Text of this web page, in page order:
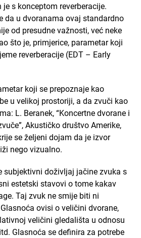
je s konceptom reverberacije.
da u dvoranama ovaj standardno
od presudne važnosti, već neke
što je, primjerice, parametar koji
reverberacije (EDT – Early
koji se prepoznaje kao
u velikoj prostoriji, a da zvuči kao
L. Beranek, “Koncertne dvorane i
Akustičko društvo Amerike,
se željeni dojam da je izvor
nego vizualno.
doživljaj jačine zvuka s
estetski stavovi o tome kakav
Taj zvuk ne smije biti ni
ovisi o veličini dvorane,
veličini gledališta u odnosu
Glasnoća se definira za potrebe